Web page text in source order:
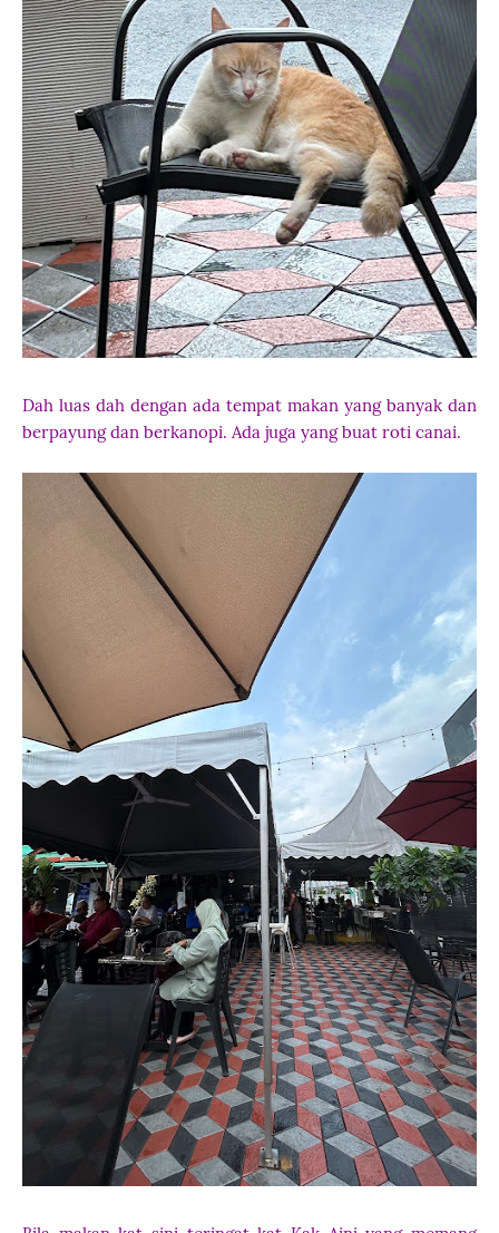
Dah luas dah dengan ada tempat makan yang banyak dan
berpayung dan berkanopi. Ada juga yang buat roti canai.